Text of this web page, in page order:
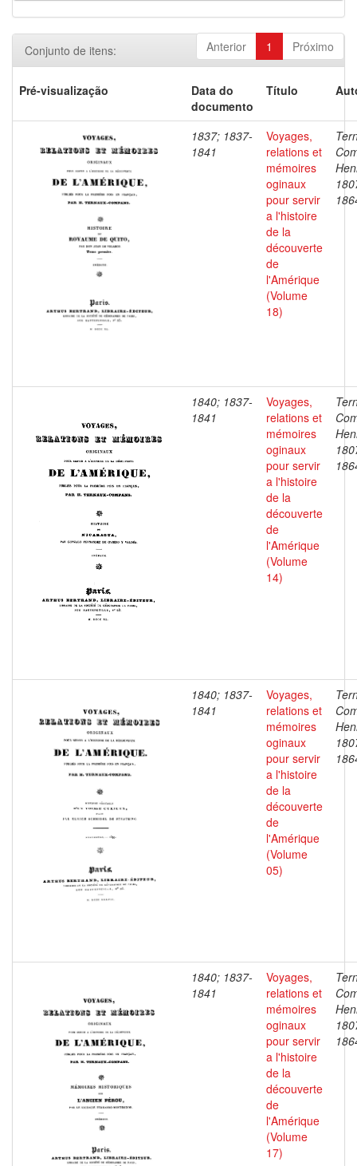
Anterior 1 Próximo
Conjunto de itens:
Pré-visualização
Data do
documento
Título
1837; 1837-
1841
Voyages,
relations et
mémoires
oginaux
pour servir
a l'histoire
de la
découverte
de
l'Amérique
(Volume
18)
1840; 1837-
1841
Voyages,
relations et
mémoires
oginaux
pour servir
a l'histoire
de la
découverte
de
l'Amérique
(Volume
14)
1840; 1837-
1841
Voyages,
relations et
mémoires
oginaux
pour servir
a l'histoire
de la
découverte
de
l'Amérique
(Volume
05)
1840; 1837-
1841
Voyages,
relations et
mémoires
oginaux
pour servir
a l'histoire
de la
découverte
de
l'Amérique
(Volume
17)